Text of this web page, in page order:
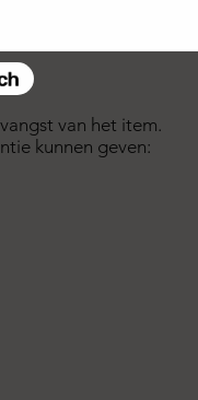
van het item.
kunnen geven: